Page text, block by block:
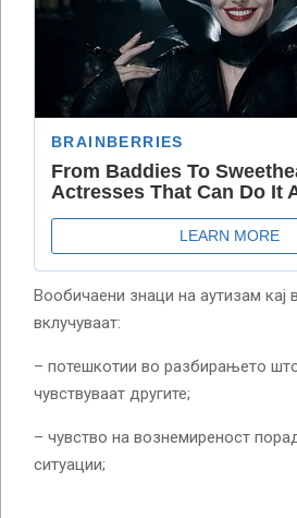
Вообичаени знаци на аутизам кај
вклучуваат:
– потешкотии во разбирањето
чувствуваат другите;
– чувство на вознемиреност
ситуации;